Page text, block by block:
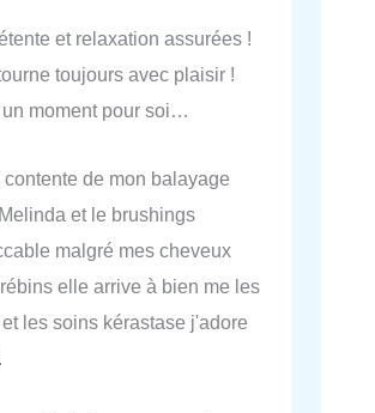
et relaxation assurées !
toujours avec plaisir !
moment pour soi…
contente de mon balayage
et le brushings
malgré mes cheveux
elle arrive à bien me les
les soins kérastase j'adore